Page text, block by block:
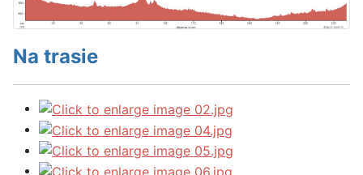
Na trasie